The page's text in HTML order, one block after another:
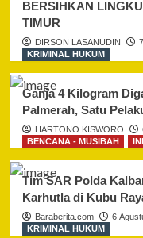
BERSIHKAN
TIMUR
DIRSON LASANUDIN
KRIMINAL HUKUM
Ganja 4 Kilogram
Palmerah, Satu
HARTONO KISWORO
BENCANA - MUSIBAH
Tim SAR Polda
Karhutla di Kubu
Baraberita.com 6
KRIMINAL HUKUM